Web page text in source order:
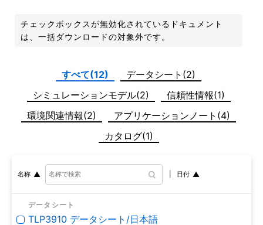
チェックボックスが無効化されているドキュメント
は、一括ダウンロードの対象外です。
すべて(12)
データシート(2)
シミュレーションモデル(2)
信頼性情報(1)
環境関連情報(2)
アプリケーションノート(4)
カタログ(1)
名称 日付
データシート
TLP3910 データシート/日本語